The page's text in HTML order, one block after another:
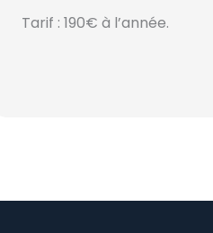
Tarif : 190€ à l’année.